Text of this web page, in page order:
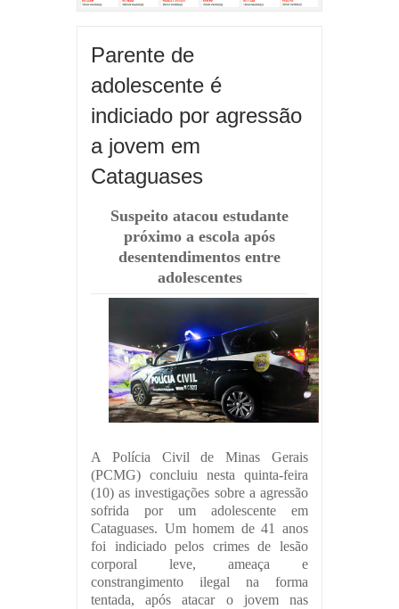
Parente de
adolescente é
indiciado por agressão
a jovem em
Cataguases
Suspeito atacou estudante
próximo a escola após
desentendimentos entre
adolescentes
A Polícia Civil de Minas Gerais
(PCMG) concluiu nesta quinta-feira
(10) as investigações sobre a agressão
sofrida por um adolescente em
Cataguases. Um homem de 41 anos
foi indiciado pelos crimes de lesão
corporal leve, ameaça e
constrangimento ilegal na forma
tentada, após atacar o jovem nas